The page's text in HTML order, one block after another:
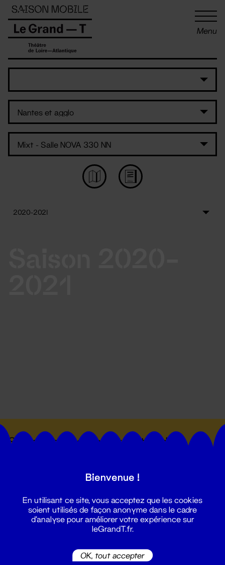
Menu
Suivez toutes les actualités du
Panneau de gestion des cookies
Bienvenue !
En utilisant ce site, vous acceptez que les cookies
soient utilisés de façon anonyme dans le cadre
d'analyse pour améliorer votre expérience sur
leGrandT.fr.
OK, tout accepter